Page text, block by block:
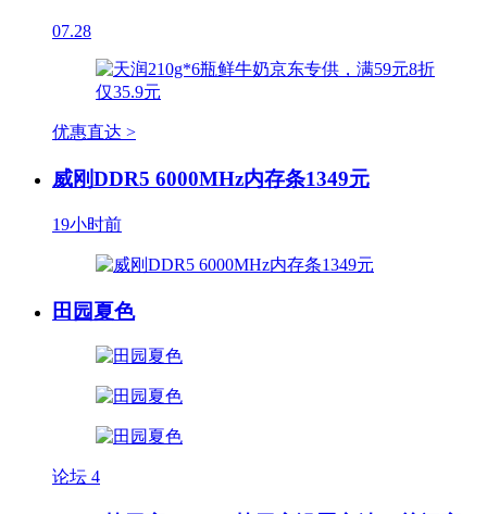
07.28
优惠直达 >
威刚DDR5 6000MHz内存条1349元
19小时前
田园夏色
论坛 4